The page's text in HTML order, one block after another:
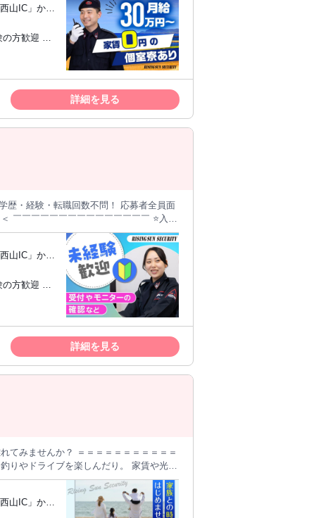
土日休みも相談OK ✅年齢・学歴・転職
んな方にも人気です◎
おすすめです♪
大5万円】の資格手当あり （規定あり）
山IC」から
の方歓迎 ◇
スタッ
警備、守衛
大歓迎！
））
詳細を見る
ぼゼロ ⭐WEB面接OK ⭐寮～勤務先まで
録業務 など 難しい作業や専
ルな確認・サポート業務が中心です。
勤務地は柏崎刈
まいを探す必要はありません。 生
料 ・テレ
山IC」から
の方歓迎 ◇
スタッ
警備、守衛
大歓迎！
））
詳細を見る
支給 ✅家具・家電付きの個室寮完備 ✅
先まで無料送迎あり ✅未経験スタート多
山IC」から